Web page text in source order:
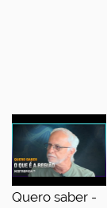
Quero saber -